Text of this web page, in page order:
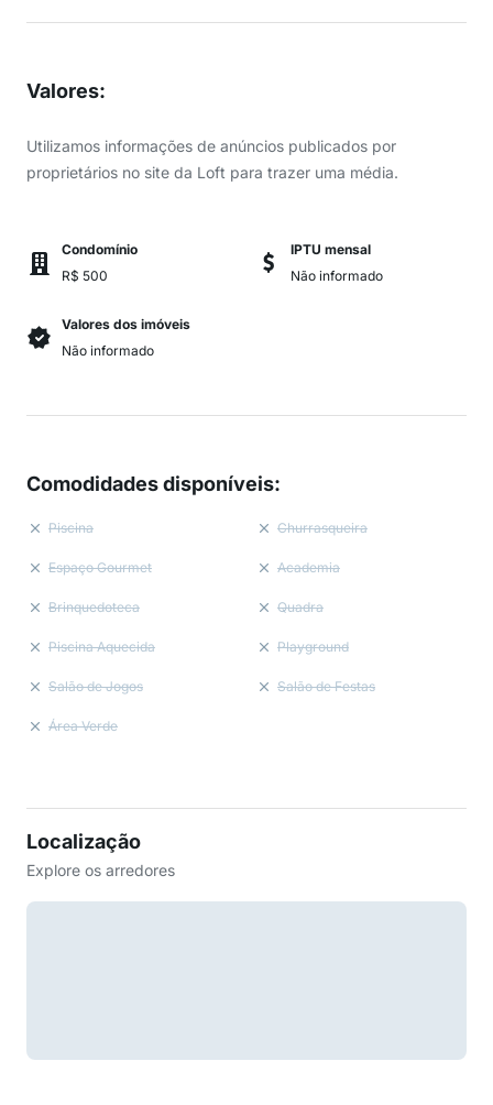
Valores:
Utilizamos informações de anúncios publicados por
proprietários no site da Loft para trazer uma média.
Condomínio
R$ 500
IPTU mensal
Não informado
Valores dos imóveis
Não informado
Comodidades disponíveis:
Piscina Churrasqueira
Espaço Gourmet Academia
Brinquedoteca Quadra
Piscina Aquecida Playground
Salão de Jogos Salão de Festas
Área Verde
Localização
Explore os arredores